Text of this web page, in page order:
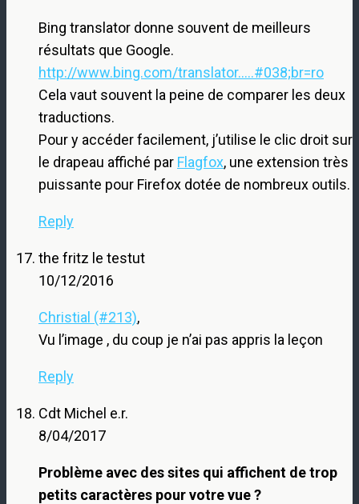
Bing translator donne souvent de meilleurs
résultats que Google.
http://www.bing.com/translator.....#038;br=ro
Cela vaut souvent la peine de comparer les deux
traductions.
Pour y accéder facilement, j’utilise le clic droit sur
le drapeau affiché par Flagfox, une extension très
puissante pour Firefox dotée de nombreux outils.
Reply
the fritz le testut
10/12/2016
Christial (#213),
Vu l’image , du coup je n’ai pas appris la leçon
Reply
Cdt Michel e.r.
8/04/2017
Problème avec des sites qui affichent de trop
petits caractères pour votre vue ?